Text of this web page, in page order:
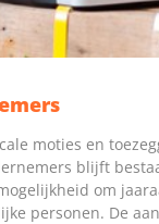
moties en
blijft
om
personen. De